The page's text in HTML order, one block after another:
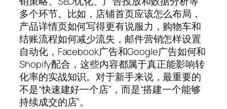
多个环节。比如，店铺首页应该怎么布局，
产品详情页如何写得更有说服力，购物车和
结账流程如何减少流失，邮件营销怎样设置
自动化，Facebook广告和Google广告如何和
Shopify配合，这些内容都属于真正能影响转
化率的实战知识。对于新手来说，最重要的
不是“快速建好一个店”，而是“搭建一个能够
持续成交的店”。